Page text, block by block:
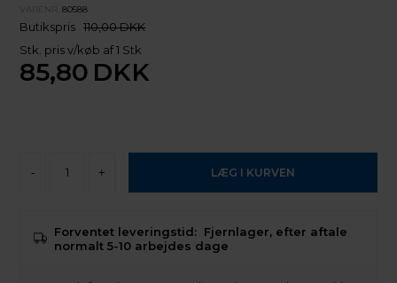
VARENR.80588
Butikspris 110,00 DKK
Stk. pris v/køb af 1 Stk
85,80 DKK
- +
Forventet leveringstid: Fjernlager, efter aftale
normalt 5-10 arbejdes dage